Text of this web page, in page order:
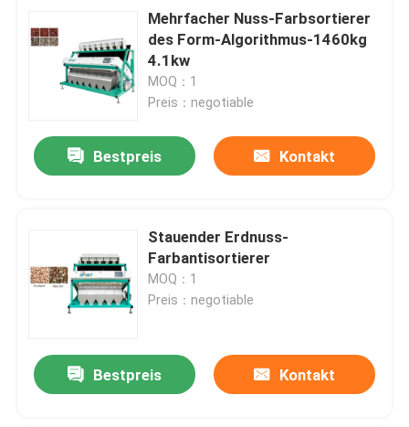
Mehrfacher Nuss-Farbsortierer
des Form-Algorithmus-1460kg
4.1kw
MOQ：1
Preis：negotiable
Bestpreis Kontakt
Stauender Erdnuss-
Farbantisortierer
MOQ：1
Preis：negotiable
Bestpreis Kontakt